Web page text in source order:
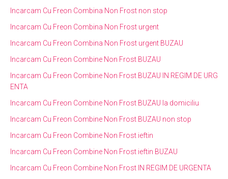
Incarcam Cu Freon Combina Non Frost non stop
Incarcam Cu Freon Combina Non Frost urgent
Incarcam Cu Freon Combina Non Frost urgent BUZAU
Incarcam Cu Freon Combine Non Frost BUZAU
Incarcam Cu Freon Combine Non Frost BUZAU IN REGIM DE URG
ENTA
Incarcam Cu Freon Combine Non Frost BUZAU la domiciliu
Incarcam Cu Freon Combine Non Frost BUZAU non stop
Incarcam Cu Freon Combine Non Frost ieftin
Incarcam Cu Freon Combine Non Frost ieftin BUZAU
Incarcam Cu Freon Combine Non Frost IN REGIM DE URGENTA